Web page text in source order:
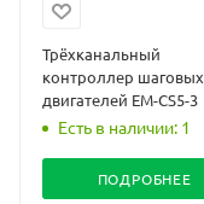
Трёхканальный
контроллер шаговых
двигателей EM-CS5-3
Есть в наличии: 1
ПОДРОБНЕЕ